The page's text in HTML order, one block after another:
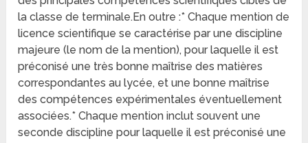
la classe de terminale.En outre :* Chaque mention de
licence scientifique se caractérise par une discipline
majeure (le nom de la mention), pour laquelle il est
préconisé une très bonne maîtrise des matières
correspondantes au lycée, et une bonne maîtrise
des compétences expérimentales éventuellement
associées.* Chaque mention inclut souvent une
seconde discipline pour laquelle il est préconisé une